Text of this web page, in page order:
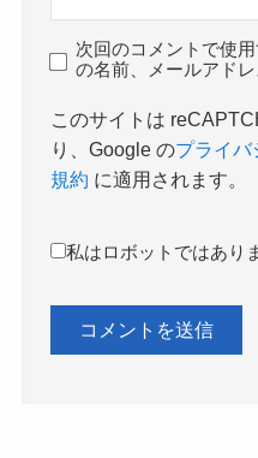
次回のコメントで使
の名前、メールアド
このサイトは
り、Google のプライバ
規約 に適用されます。
私はロボットではあり